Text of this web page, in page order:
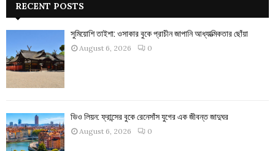
RECENT POSTS
সুমিয়োশি তাইশা: ওসাকার বুকে প্রাচীন জাপানি আধ্যাত্মিকতার ছোঁয়া
August 6, 2026 0
ভিও লিয়ন: ফ্রান্সের বুকে রেনেসাঁস যুগের এক জীবন্ত জাদুঘর
August 6, 2026 0